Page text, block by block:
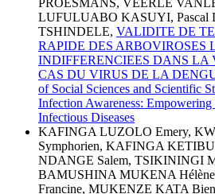
LUFULUABO KASUYI, Pascal
TSHINDELE, VALIDITE DE
RAPIDE DES ARBOVIROSES
INDIFFERENCIEES DANS
CAS DU VIRUS DE LA
of Social Sciences and Scientific
Infection Awareness:
Infectious Diseases
KAFINGA LUZOLO Emery,
Symphorien, KAFINGA
NDANGE Salem, TSIKININGI
BAMUSHINA MUKENA
Francine, MUKENZE KATA